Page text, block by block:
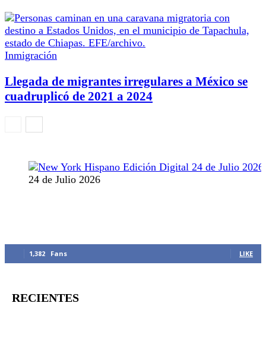
Inmigración
Llegada de migrantes irregulares a México se
cuadruplicó de 2021 a 2024
24 de Julio 2026
1,382 Fans LIKE
RECIENTES